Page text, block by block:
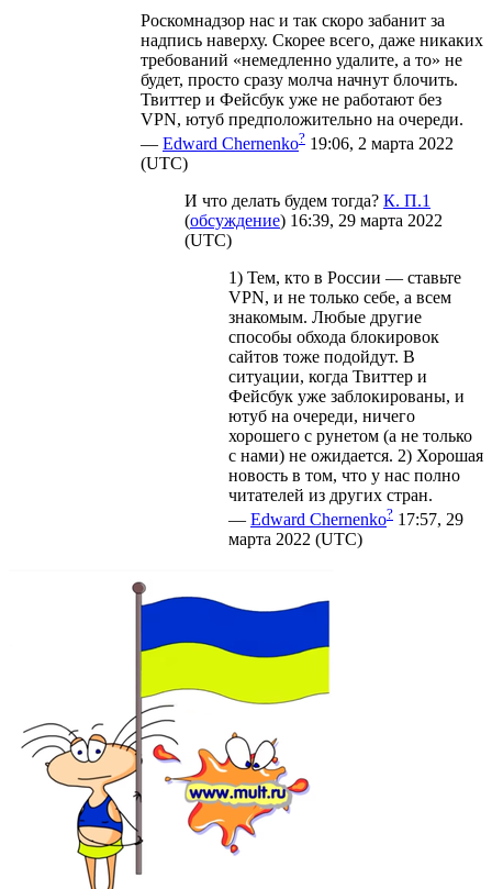
Роскомнадзор нас и так скоро забанит за
надпись наверху. Скорее всего, даже никаких
требований «немедленно удалите, а то» не
будет, просто сразу молча начнут блочить.
Твиттер и Фейсбук уже не работают без
VPN, ютуб предположительно на очереди.
— Edward Chernenko? 19:06, 2 марта 2022
(UTC)
И что делать будем тогда? К. П.1
(обсуждение) 16:39, 29 марта 2022
(UTC)
1) Тем, кто в России — ставьте
VPN, и не только себе, а всем
знакомым. Любые другие
способы обхода блокировок
сайтов тоже подойдут. В
ситуации, когда Твиттер и
Фейсбук уже заблокированы, и
ютуб на очереди, ничего
хорошего с рунетом (а не только
с нами) не ожидается. 2) Хорошая
новость в том, что у нас полно
читателей из других стран.
— Edward Chernenko? 17:57, 29
марта 2022 (UTC)